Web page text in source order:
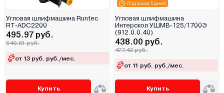
Угловая шлифмашина Runtec
RT-ADC2200
495.97 руб.
540.61 руб.
от 13 руб. руб./мес.
Купить
Под заказ 5 дней
Угловая шлифмашина
Интерскол УШМВ-125/1700Э
(912.0.0.40)
438.00 руб.
477.42 руб.
от 11 руб. руб./мес.
Купить